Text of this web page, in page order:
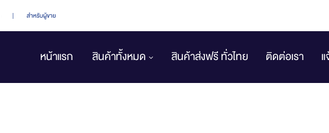
| สำหรับผู้ขาย
หน้าแรก สินค้าทั้งหมด สินค้าส่งฟรี ทั่วไทย ติดต่อเรา